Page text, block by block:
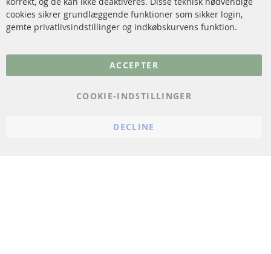
FAQ
cookies sikrer grundlæggende funktioner som sikker login,
gemte privatlivsindstillinger og indkøbskurvens funktion.
ACCEPTER
COOKIE-INDSTILLINGER
DECLINE